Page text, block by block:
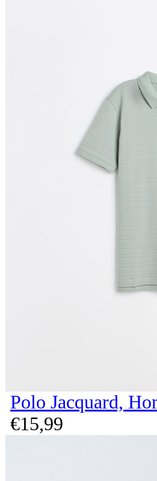
Polo Jacquard,
€15,99